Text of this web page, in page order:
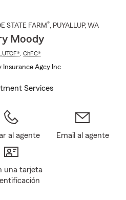
STATE FARM®, PUYALLUP, WA
Moody
ChFC®
Insurance Agcy Inc
Services
al agente Email al agente
una tarjeta